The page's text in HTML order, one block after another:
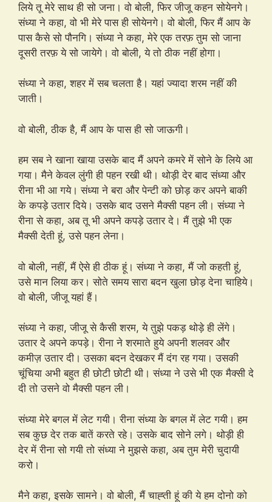
लिये तू मेरे साथ ही सो जना। वो बोली, फिर जीजू कहन सोयेनगे।
संध्या ने कहा, वो भी मेरे पास ही सोयेनगे। वो बोली, फिर मैं आप के
पास कैसे सो पौनगि। संध्या ने कहा, मेरे एक तरफ़ तुम सो जाना
दूसरी तरफ़ ये सो जायेगे। वो बोली, ये तो ठीक नहीं होगा।
संध्या ने कहा, शहर में सब चलता है। यहां ज्यादा शरम नहीं की
जाती।
वो बोली, ठीक है, मैं आप के पास ही सो जाऊगी।
हम सब ने खाना खाया उसके बाद मैं अपने कमरे में सोने के लिये आ
गया। मैने केवल लुंगी ही पहन रखी थी। थोड़ी देर बाद संध्या और
रीना भी आ गये। संध्या ने बरा और पेन्टी को छोड़ कर अपने बाकी
के कपड़े उतार दिये। उसके बाद उसने मैक्सी पहन ली। संध्या ने
रीना से कहा, अब तू भी अपने कपड़े उतार दे। मैं तुझे भी एक
मैक्सी देती हूं, उसे पहन लेना।
वो बोली, नहीं, मैं ऐसे ही ठीक हूं। संध्या ने कहा, मैं जो कहती हूं,
उसे मान लिया कर। सोते समय सारा बदन खुला छोड़ देना चाहिये।
वो बोली, जीजू यहां हैं।
संध्या ने कहा, जीजू से कैसी शरम, ये तुझे पकड़ थोड़े ही लेंगे।
उतार दे अपने कपड़े। रीना ने शरमाते हुये अपनी शलवर और
कमीज़ उतार दी। उसका बदन देखकर मैं दंग रह गया। उसकी
चूंचिया अभी बहुत ही छोटी छोटी थी। संध्या ने उसे भी एक मैक्सी दे
दी तो उसने वो मैक्सी पहन ली।
संध्या मेरे बगल में लेट गयी। रीना संध्या के बगल में लेट गयी। हम
सब कुछ देर तक बातें करते रहे। उसके बाद सोने लगे। थोड़ी ही
देर में रीना सो गयी तो संध्या ने मुझसे कहा, अब तुम मेरी चुदायी
करो।
मैने कहा, इसके सामने। वो बोली, मैं चाह्ती हूं की ये हम दोनो को